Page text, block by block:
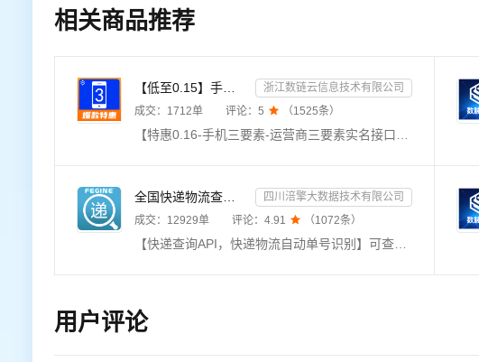
相关商品推荐
【低至0.15】手机三要素-手机三要素认证-手机三要素实名认证-运营商三要素认证-实名认证-三要素接口api-...
浙江数链云信息技术有限公司
成交： 1712单 评论： 5  （1525条）
【特惠0.16-手机三要素-运营商三要素实名接口-三要素数据api-支持四网合一】★输入姓名、身份证号码、手机号码，验证三要素信息是否一致，返回验证结果。现已更新支持四网运营商（移动，电信，联通，广电）。直连运营商官方渠道，实时精准核验，拒绝缓存，支持高并发。24h不间断运维，专业技术支持在线服务。目前已服务国内多家知名企事业单位。
全国快递物流查询-快递查询接口
四川涪擎大数据技术有限公司
成交： 12929单 评论： 4.91  （1072条）
【快递查询API，快递物流自动单号识别】可查询快递物流信息近1000+家全国快递查询API，单号自动识别，包括全球快递物流查询接口：顺丰、邮政，京东，极兔，申通、圆通、韵达、中通、极兔、百世、EMS、天天、国通、德邦、宅急送，等千家快递物流查询接口，同时返回物流耗时等相关信息。
用户评论